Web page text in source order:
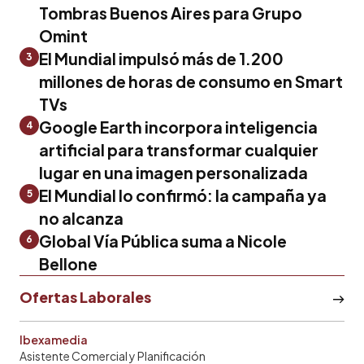
Tombras Buenos Aires para Grupo
Omint
3
El Mundial impulsó más de 1.200
millones de horas de consumo en Smart
TVs
4 Google Earth incorpora inteligencia
artificial para transformar cualquier
lugar en una imagen personalizada
5
El Mundial lo confirmó: la campaña ya
no alcanza
6
Global Vía Pública suma a Nicole
Bellone
Ofertas Laborales
Ibexamedia
Asistente Comercial y Planificación